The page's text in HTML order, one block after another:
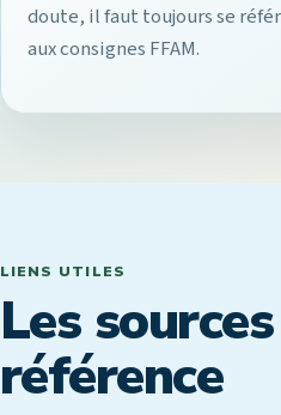
doute, il faut toujours se
aux consignes FFAM.
LIENS UTILES
Les
référence